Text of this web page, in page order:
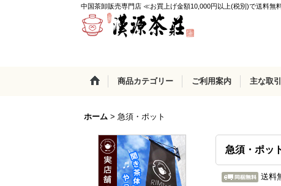
中国茶卸販売専門店 ≪お買上げ金額10,000円以上(税別)で送料無
商品カテゴリー ご利用案内 主な取
ホーム > 急須・ポット
急須・ポッ
送料